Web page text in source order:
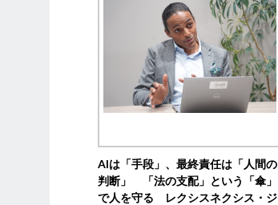
AIは「手段」、最終責任は「人間の
判断」 「法の支配」という「傘」
で人を守る レクシスネクシス・ジ